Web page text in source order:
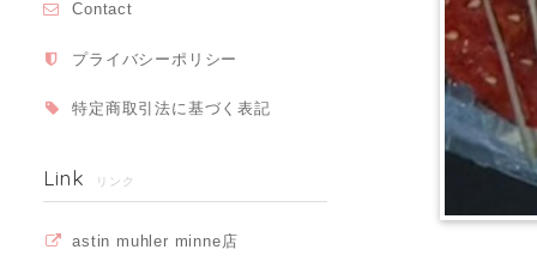
Contact
プライバシーポリシー
特定商取引法に基づく表記
Link リンク
astin muhler minne店